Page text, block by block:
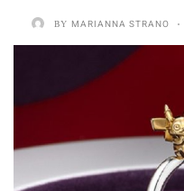
BY MARIANNA STRANO